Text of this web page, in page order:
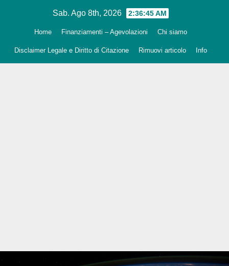
Sab. Ago 8th, 2026 2:36:46 AM
Home Finanziamenti – Agevolazioni Chi siamo
Disclaimer Legale e Diritto di Citazione Rimuovi articolo Info